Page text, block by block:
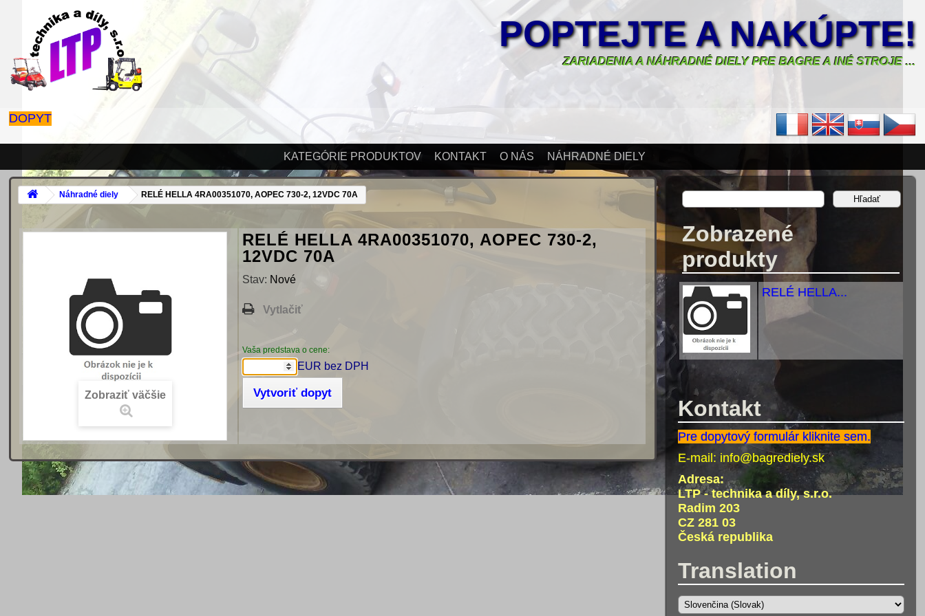
POPTEJTE A NAKÚPTE!
ZARIADENIA A NÁHRADNÉ DIELY PRE BAGRE A INÉ STROJE ...
DOPYT
KATEGÓRIE PRODUKTOV KONTAKT O NÁS NÁHRADNÉ DIELY
Zobrazené
produkty
RELÉ HELLA...
Kontakt
Pre dopytový formulár kliknite sem.
E-mail: info@bagrediely.sk
Adresa:
LTP - technika a díly, s.r.o.
Radim 203
CZ 281 03
Česká republika
Translation
Náhradné diely RELÉ HELLA 4RA00351070, AOPEC 730-2, 12VDC 70A
Zobraziť väčšie
RELÉ HELLA 4RA00351070, AOPEC 730-2,
12VDC 70A
Stav: Nové
Vytlačiť
Vaša predstava o cene:
EUR bez DPH
Vytvoriť dopyt